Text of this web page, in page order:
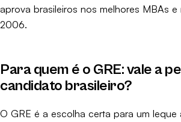
aprova brasileiros nos melhores MBAs
2006.
Para quem é o GRE: vale a
candidato brasileiro?
O GRE é a escolha certa para um leque